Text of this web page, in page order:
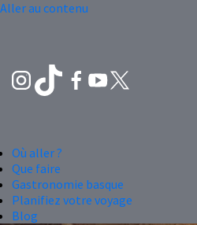
Aller au contenu
Où aller ?
Que faire
Gastronomie basque
Planifiez votre voyage
Blog